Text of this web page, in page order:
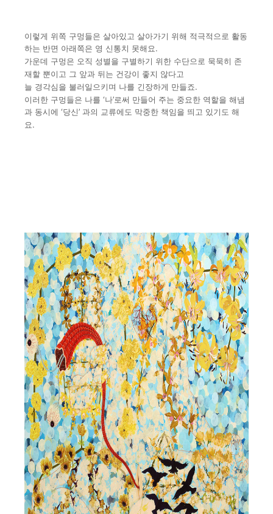
이렇게 위쪽 구멍들은 살아있고 살아가기 위해 적극적으로 활동
하는 반면 아래쪽은 영 신통치 못해요.
가운데 구멍은 오직 성별을 구별하기 위한 수단으로 묵묵히 존
재할 뿐이고 그 앞과 뒤는 건강이 좋지 않다고
늘 경각심을 불러일으키며 나를 긴장하게 만들죠.
이러한 구멍들은 나를 ‘나’로써 만들어 주는 중요한 역할을 해냄
과 동시에 ‘당신’ 과의 교류에도 막중한 책임을 띄고 있기도 해
요.